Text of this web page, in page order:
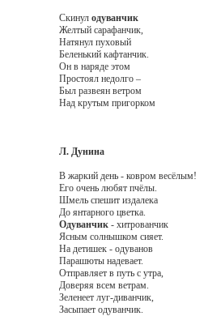
Скинул одуванчик
Желтый сарафанчик,
Натянул пуховый
Беленький кафтанчик.
Он в наряде этом
Простоял недолго –
Был развеян ветром
Над крутым пригорком
Л. Дунина
В жаркий день - ковром весёлым!
Его очень любят пчёлы.
Шмель спешит издалека
До янтарного цветка.
Одуванчик- хитрованчик
Ясным солнышком сияет.
На детишек - одуванов
Парашюты надевает.
Отправляет в путь с утра,
Доверяя всем ветрам.
Зеленеет луг-диванчик,
Засыпает одуванчик.